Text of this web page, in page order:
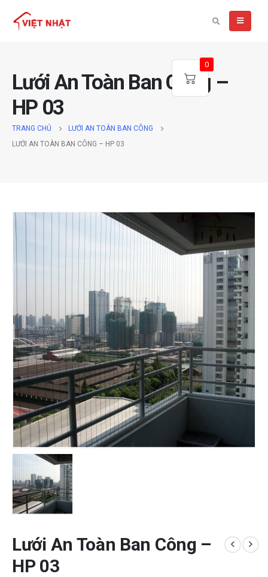
Lưới An Toàn Ban Công –
HP 03
TRANG CHỦ
LƯỚI AN TOÀN BAN CÔNG
LƯỚI AN TOÀN BAN CÔNG – HP 03
Lưới An Toàn Ban Công –
HP 03
0